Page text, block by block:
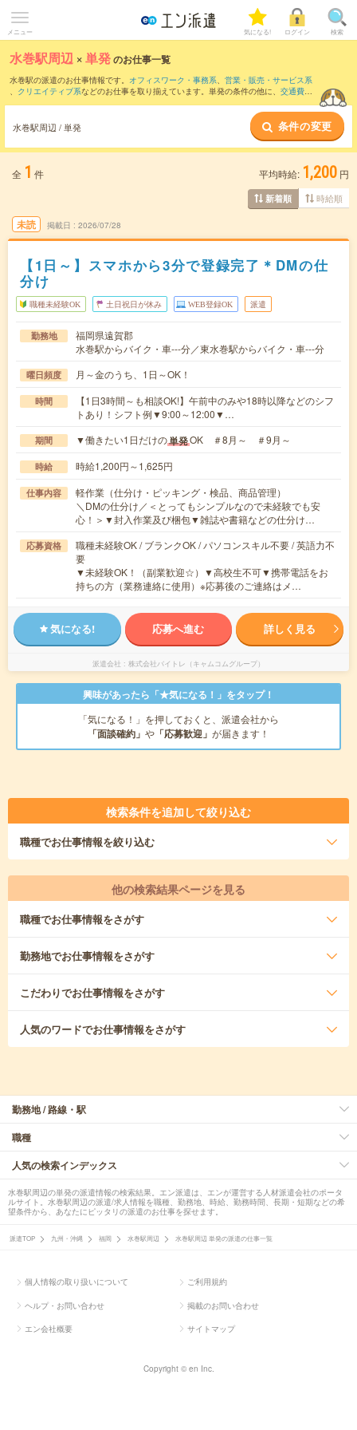
メニュー 気になる! ログイン 検索
水巻駅周辺 ×単発のお仕事一覧
水巻駅の派遣のお仕事情報です。 オフィスワーク・事務系、 営業・販売・サービス系
、 クリエイティブ系などのお仕事を取り揃えています。単発の条件の他に、 交通費別
水巻駅周辺 / 単発 条件の変更
全 1 件 平均時給: 1,200 円
新着順 時給順
未読 掲載日 2026/07/28
【1日～】スマホから3分で登録完了＊DMの仕
分け
職種未経験OK 土日祝日が休み WEB登録OK 派遣
勤務地
福岡県遠賀郡
水巻駅からバイク・車---分／東水巻駅からバイク・車---分
曜日頻度 月～金のうち、1日～OK！
時間
【1日3時間～も相談OK!】午前中のみや18時以降などのシフ
トあり！シフト例▼9:00～12:00▼…
期間 ▼働きたい1日だけの単発OK ＃8月～ ＃9月～
時給 時給1,200円～1,625円
仕事内容
軽作業（仕分け・ピッキング・検品、商品管理）
＼DMの仕分け／＜とってもシンプルなので未経験でも安
心！＞▼封入作業及び梱包▼雑誌や書籍などの仕分け…
応募資格
職種未経験OK / ブランクOK / パソコンスキル不要 / 英語力不
要
▼未経験OK！（副業歓迎☆）▼高校生不可▼携帯電話をお
持ちの方（業務連絡に使用）※応募後のご連絡はメ…
気になる! 応募へ進む 詳しく見る
派遣会社 株式会社バイトレ（キャムコムグループ）
興味があったら「★気になる！」をタップ！
「気になる！」を押しておくと、派遣会社から
「面談確約」 や 「応募歓迎」 が届きます！
検索条件を追加して絞り込む
職種でお仕事情報を絞り込む
他の検索結果ページを見る
職種でお仕事情報をさがす
勤務地でお仕事情報をさがす
こだわりでお仕事情報をさがす
人気のワードでお仕事情報をさがす
勤務地 / 路線・駅
職種
人気の検索インデックス
水巻駅周辺の単発の派遣情報の検索結果。エン派遣は、エンが運営する人材派遣会社のポータ
ルサイト。水巻駅周辺の派遣/求人情報を職種、勤務地、時給、勤務時間、長期・短期などの希
望条件から、あなたにピッタリの派遣のお仕事を探せます。
派遣TOP 九州・沖縄 福岡 水巻駅周辺 水巻駅周辺 単発の派遣の仕事一覧
個人情報の取り扱いについて ご利用規約
ヘルプ・お問い合わせ 掲載のお問い合わせ
エン会社概要 サイトマップ
Copyright © en Inc.